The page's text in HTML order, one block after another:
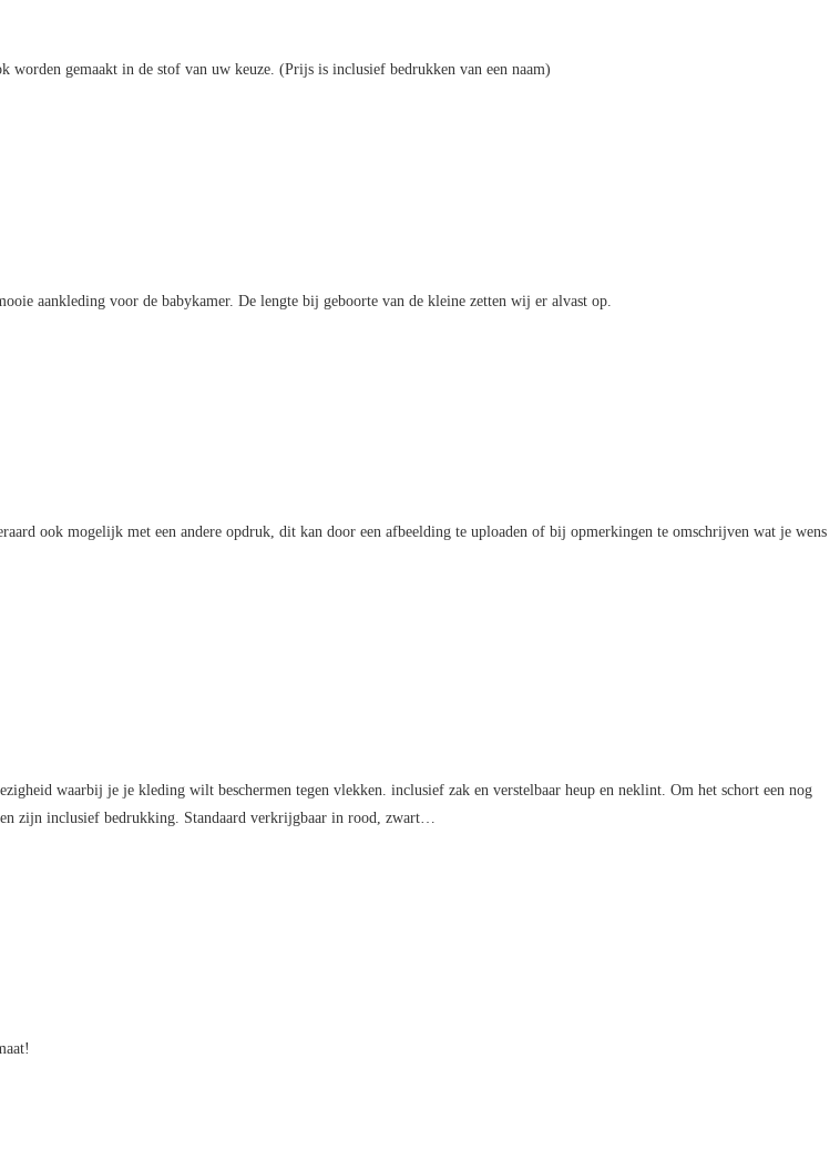
gemaakt in de stof van uw keuze. (Prijs is inclusief bedrukken van een naam)
aankleding voor de babykamer. De lengte bij geboorte van de kleine zetten wij er alvast op.
ook mogelijk met een andere opdruk, dit kan door een afbeelding te uploaden of bij opmerkingen te omschrijven wat je wens
waarbij je je kleding wilt beschermen tegen vlekken. inclusief zak en verstelbaar heup en neklint. Om het schort een nog
zijn inclusief bedrukking. Standaard verkrijgbaar in rood, zwart…